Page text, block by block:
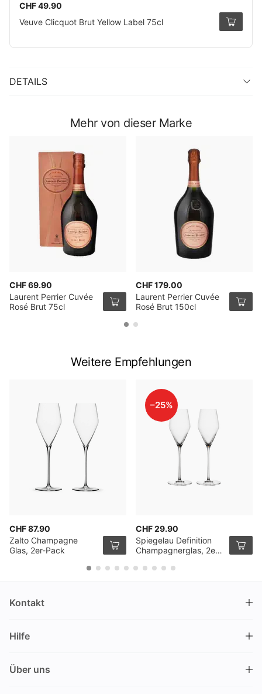
CHF 49.90
Veuve Clicquot Brut Yellow Label 75cl
DETAILS
Mehr von dieser Marke
CHF 69.90
Laurent Perrier Cuvée
Rosé Brut 75cl
CHF 179.00
Laurent Perrier Cuvée
Rosé Brut 150cl
Weitere Empfehlungen
CHF 87.90
Zalto Champagne
Glas, 2er-Pack
–25%
CHF 29.90
Spiegelau Definition
Champagnerglas, 2er
Kontakt
Nüschelerstrasse 35
Schweiz
Hilfe
Über uns